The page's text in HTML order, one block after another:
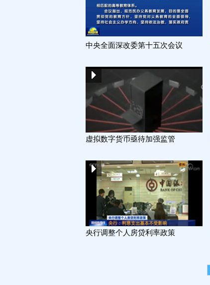
中央全面深改委第十五次会议
虚拟数字货币亟待加强监管
央行调整个人房贷利率政策